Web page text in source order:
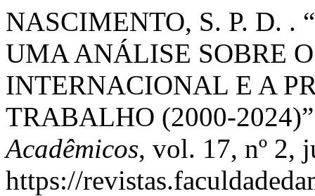
NASCIMENTO, S. P. D. .
UMA ANÁLISE SOBRE
INTERNACIONAL E A
TRABALHO (2000-
Acadêmicos, vol. 17, nº 2,
https://